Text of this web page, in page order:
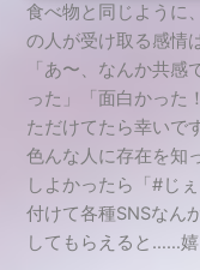
食べ物と同じように
の人が受け取る感情
「あ〜、なんか共
った」「面白かった
ただけてたら幸いで
色んな人に存在を知
しよかったら「#じ
付けて各種SNSなん
してもらえると……